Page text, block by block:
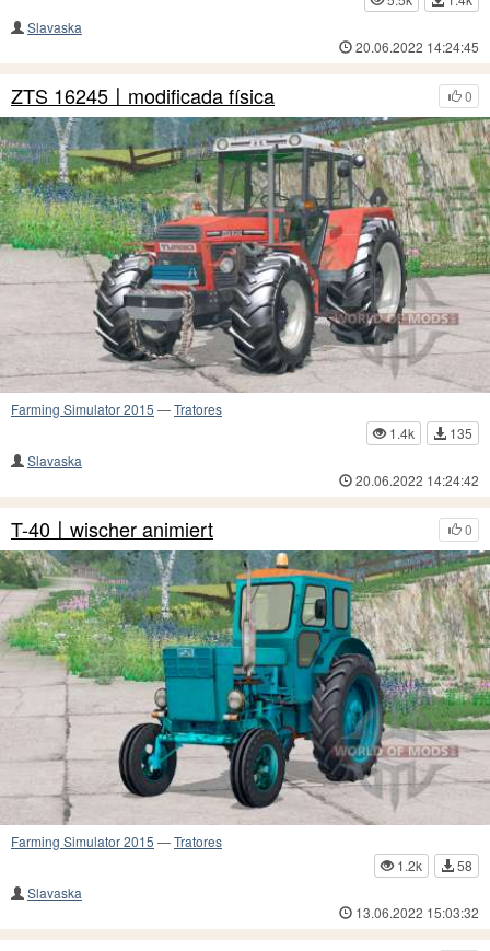
Slavaska
20.06.2022 14:24:45
0
ZTS 16245〡modificada física
Farming Simulator 2015 —Tratores
1.4k
135
Slavaska
20.06.2022 14:24:42
0
T-40〡wischer animiert
Farming Simulator 2015 —Tratores
1.2k
58
Slavaska
13.06.2022 15:03:32